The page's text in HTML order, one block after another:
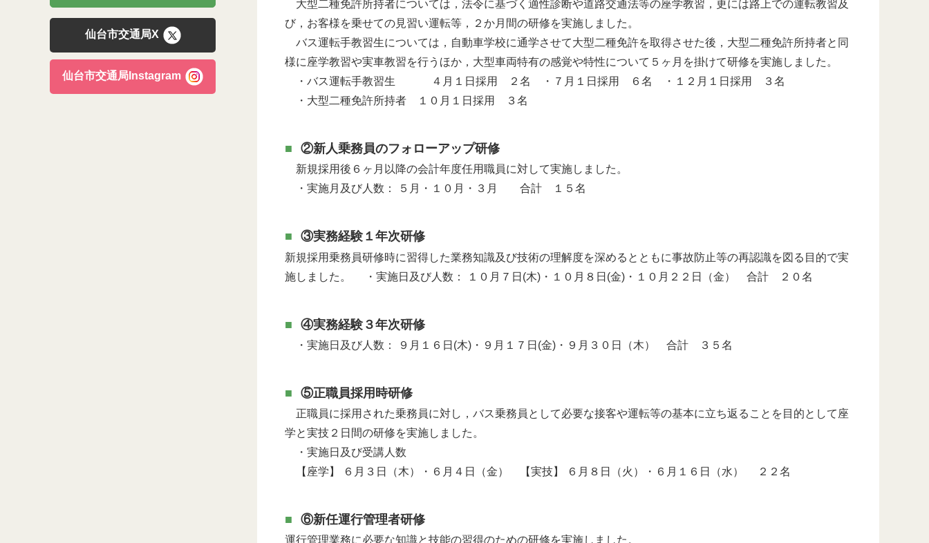
大型二種免許所持者については，法令に基づく適性診断や道路交通法等の座学教習，更には路上での運転教習及
び，お客様を乗せての見習い運転等，２か月間の研修を実施しました。
バス運転手教習生については，自動車学校に通学させて大型二種免許を取得させた後，大型二種免許所持者と同
様に座学教習や実車教習を行うほか，大型車両特有の感覚や特性について５ヶ月を掛けて研修を実施しました。
・バス運転手教習生 ４月１日採用 ２名 ・７月１日採用 ６名 ・１２月１日採用 ３名
・大型二種免許所持者 １０月１日採用 ３名
②新人乗務員のフォローアップ研修
新規採用後６ヶ月以降の会計年度任用職員に対して実施しました。
・実施月及び人数： ５月・１０月・３月 合計 １５名
③実務経験１年次研修
新規採用乗務員研修時に習得した業務知識及び技術の理解度を深めるとともに事故防止等の再認識を図る目的で実
施しました。 ・実施日及び人数： １０月７日(木)・１０月８日(金)・１０月２２日（金） 合計 ２０名
④実務経験３年次研修
・実施日及び人数： ９月１６日(木)・９月１７日(金)・９月３０日（木） 合計 ３５名
⑤正職員採用時研修
正職員に採用された乗務員に対し，バス乗務員として必要な接客や運転等の基本に立ち返ることを目的として座
学と実技２日間の研修を実施しました。
・実施日及び受講人数
【座学】 ６月３日（木）・６月４日（金） 【実技】 ６月８日（火）・６月１６日（水） ２２名
⑥新任運行管理者研修
運行管理業務に必要な知識と技能の習得のための研修を実施しました。
仙台市交通局X
仙台市交通局Instagram